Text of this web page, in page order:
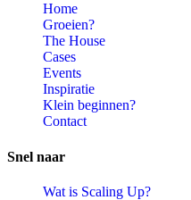
Home
Groeien?
The House
Cases
Events
Inspiratie
Klein beginnen?
Contact
Snel naar
Wat is Scaling Up?